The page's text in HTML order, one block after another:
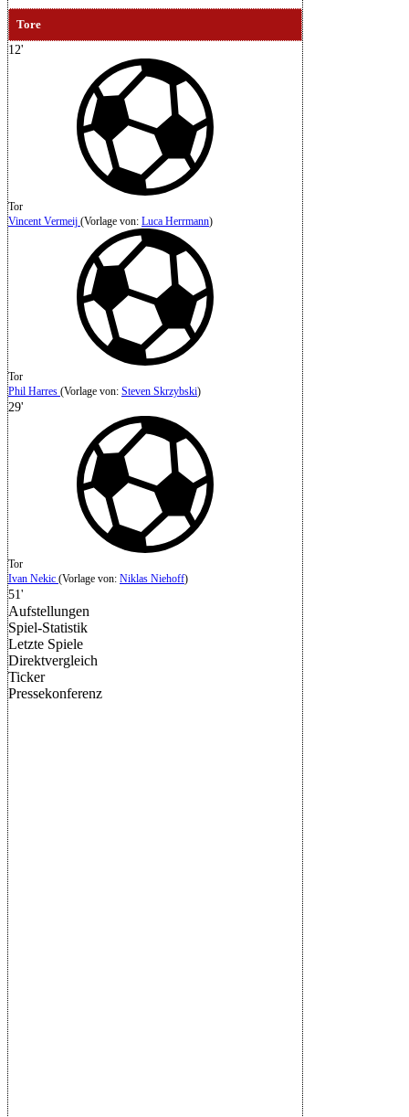
Tore
12'
Tor
Vincent Vermeij (Vorlage von: Luca Herrmann)
Tor
Phil Harres (Vorlage von: Steven Skrzybski)
29'
Tor
Ivan Nekic (Vorlage von: Niklas Niehoff)
51'
Aufstellungen
Spiel-Statistik
Letzte Spiele
Direktvergleich
Ticker
Pressekonferenz